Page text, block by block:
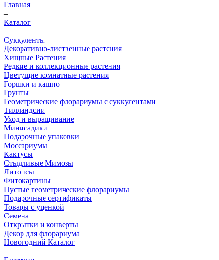
Главная
–
Каталог
–
Суккуленты
Декоративно-лиственные растения
Хищные Растения
Редкие и коллекционные растения
Цветущие комнатные растения
Горшки и кашпо
Грунты
Геометрические флорариумы с суккулентами
Тилландсии
Уход и выращивание
Минисадики
Подарочные упаковки
Моссариумы
Кактусы
Стыдливые Мимозы
Литопсы
Фитокартины
Пустые геометрические флорариумы
Подарочные сертификаты
Товары с уценкой
Семена
Открытки и конверты
Декор для флорариума
Новогодний Каталог
–